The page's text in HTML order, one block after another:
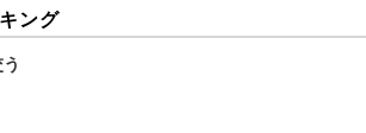
ング